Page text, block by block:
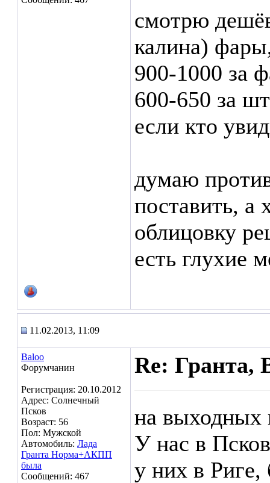
смотрю
калина)
900-1000 за
600-650 за
если кто
думаю
поставить, а
облицовку
есть глухие
11.02.2013, 11:09
Baloo
Форумчанин
Регистрация: 20.10.2012
Адрес: Солнечный
Псков
Возраст: 56
Пол: Мужской
Автомобиль: Лада
Гранта Норма+АКПП
была
Сообщений: 467
Re: Гранта,
на выходных
У нас в
у них в Риге,